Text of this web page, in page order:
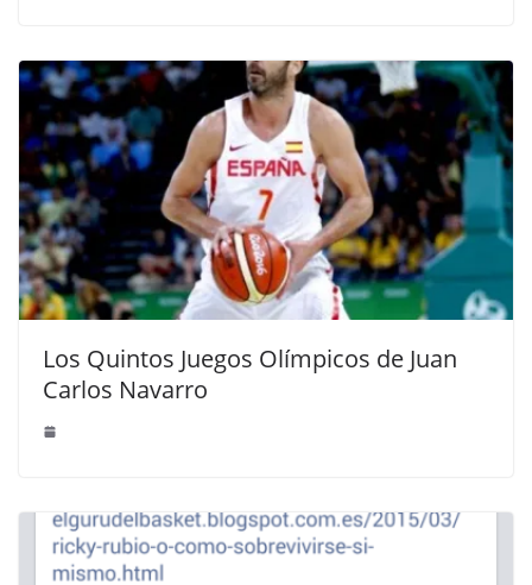
Los Quintos Juegos Olímpicos de Juan
Carlos Navarro